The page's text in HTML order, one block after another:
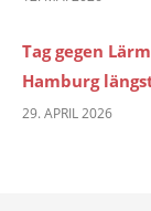
Tag gegen
Hamburg
29. APRIL 2026